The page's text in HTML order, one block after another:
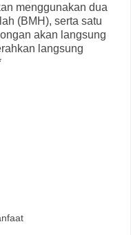
menggunakan dua
(BMH), serta satu
akan langsung
langsung